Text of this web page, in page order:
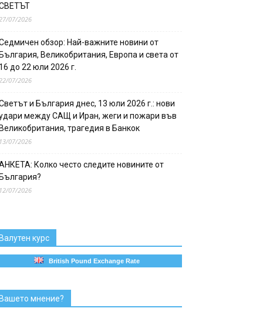
07/2026
обзор: Най-важните новини от
Великобритания, Европа и света от
до 22 юли 2026 г.
07/2026
и България днес, 13 юли 2026 г.: нови
между САЩ и Иран, жеги и пожари във
трагедия в Банкок
07/2026
Колко често следите новините от
07/2026
курс
British Pound Exchange Rate
мнение?